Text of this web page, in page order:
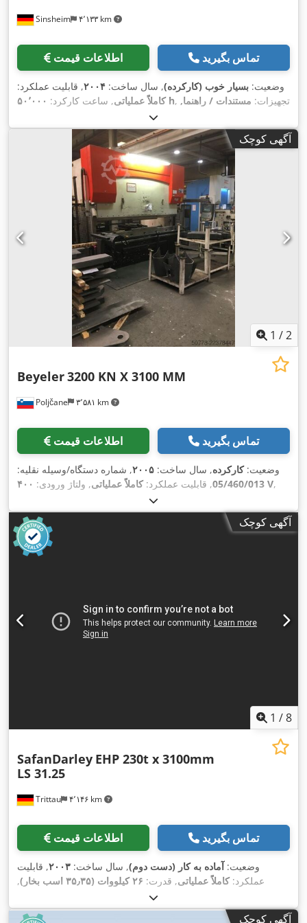
Sinsheim ۴٬۱۳۳ km
اطلاعات قیمت تماس بگیرید
وضعیت: بسیار خوب (کارکرده), سال ساخت: ۲۰۰۴, قابلیت عملکرد:
کاملاً عملیاتی, ساعت کارکرد: ۵۰٬۰۰۰ h , تجهیزات: مستندات / راهنما,
آگهی کوچک
1 /2
Poljčane ۳٬۵۸۱ km
Beyeler3200 KN X 3100 MM
اطلاعات قیمت تماس بگیرید
وضعیت:کارکرده, سال ساخت: ۲۰۰۵, شماره دستگاه/وسیله نقلیه:
05/460/013, قابلیت عملکرد:کاملاً عملیاتی, ولتاژ ورودی: ۴۰۰ V,
, طول کورس (ضربه):
۲۶۵ میلی‌متر
, سرعت عملکرد:۲۰۰ میلی‌متر/ثانیه , وزن کل:۱۸٬۰۰۰
, تجهیزات: آگهی کوچک
1 /8
Trittau ۴٬۱۴۶ km
SafanDarley EHP 230t x 3100mm
LS 31.25
اطلاعات قیمت تماس بگیرید
وضعیت: آماده به کار (دست دوم), سال ساخت: ۲۰۰۳, قابلیت
عملکرد:کاملاً عملیاتی, قدرت: ۲۶ کیلووات (۳۵٫۳۵ اسب بخار)
,
۴۰۰ میلی‌متر
, فاصله بین ستون‌ها:۲٬۵۵۰ میلی‌متر , عرض کل:۳٬۷۵۰
آگهی کوچک